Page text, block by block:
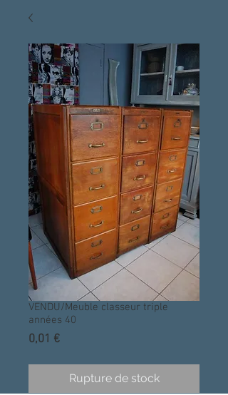
VENDU/Meuble classeur triple
années 40
0,01 €Prix
Rupture de stock